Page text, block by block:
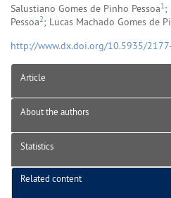
Salustiano Gomes de Pinho Pessoa1;
Pessoa2; Lucas Machado Gomes de
http://www.dx.doi.org/10.5935/
Article
About the authors
Statistics
Related content